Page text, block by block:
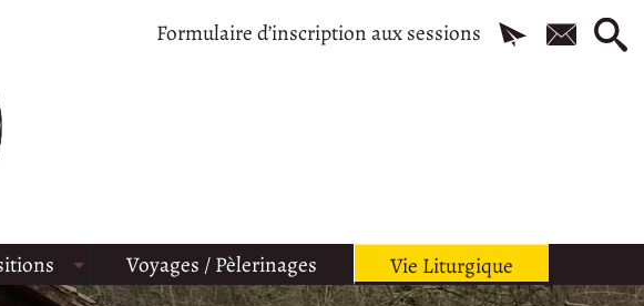
Formulaire d’inscription aux sessions
Voyages / Pèlerinages Vie Liturgique